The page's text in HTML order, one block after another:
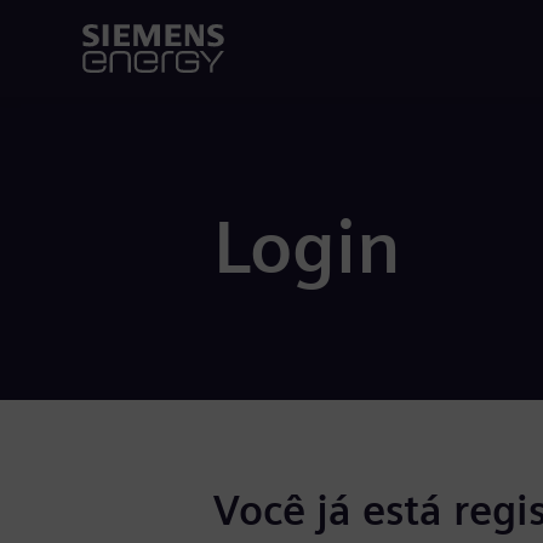
Login
Você já está